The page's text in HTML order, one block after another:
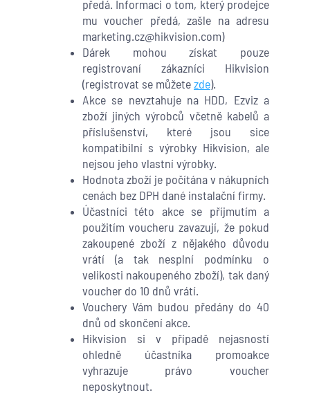
předá. Informaci o tom, který prodejce
mu voucher předá, zašle na adresu
marketing.cz@hikvision.com)
Dárek mohou získat pouze
registrovaní zákazníci Hikvision
(registrovat se můžetezde).
Akce se nevztahuje na HDD, Ezviz a
zboží jiných výrobců včetně kabelů a
příslušenství, které jsou sice
kompatibilní s výrobky Hikvision, ale
nejsou jeho vlastní výrobky.
Hodnota zboží je počítána v nákupních
cenách bez DPH dané instalační firmy.
Účastníci této akce se příjmutím a
použitím voucheru zavazují, že pokud
zakoupené zboží z nějakého důvodu
vrátí (a tak nesplní podmínku o
velikosti nakoupeného zboží), tak daný
voucher do 10 dnů vrátí.
Vouchery Vám budou předány do 40
dnů od skončení akce.
Hikvision si v případě nejasností
ohledně účastníka promoakce
vyhrazuje právo voucher
neposkytnout.